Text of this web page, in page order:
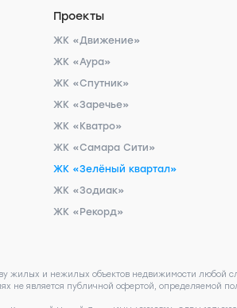
Проекты
ЖК «Движение»
ЖК «Аура»
ЖК «Спутник»
ЖК «Заречье»
ЖК «Кватро»
ЖК «Самара Сити»
ЖК «Зелёный квартал»
ЖК «Зодиак»
ЖК «Рекорд»
жилых и нежилых объектов недвижимости
является публичной офертой, определяемой